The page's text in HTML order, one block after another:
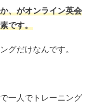
、がオンライン英会
です。
グだけなんです。
一人でトレーニング